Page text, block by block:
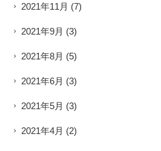
2021年11月 (7)
2021年9月 (3)
2021年8月 (5)
2021年6月 (3)
2021年5月 (3)
2021年4月 (2)